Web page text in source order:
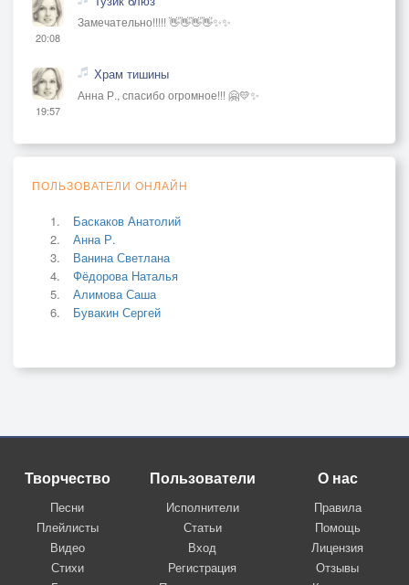
20:08
Замечательно!!!!! 👋👋👋👋✨✨
19:57
Храм тишины
Анна Р., спасибо огромное!!! 🤗💛✨
ПОЛЬЗОВАТЕЛИ ОНЛАЙН
Баскаков Анатолий
Анна Р.
Ванина Светлана
Фёдорова Наталья
Алимова Саша
Бувакин Сергей
Творчество
Песни
Плейлисты
Видео
Стихи
Пользователи
Исполнители
Статьи
Вход
Регистрация
О нас
Правила
Помощь
Лицензия
Отзывы